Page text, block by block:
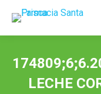
LECHE